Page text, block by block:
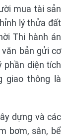
mua tài sản
lý thửa đất
Thi hành án
bản gửi cơ
phần diện tích
giao thông là
dựng và các
bơm, sân, bể